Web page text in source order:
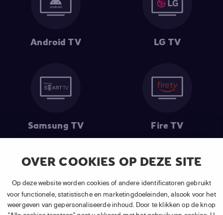
OVER COOKIES OP DEZE SITE
Op deze website worden cookies of andere identificatoren gebruikt
voor functionele, statistische en marketingdoeleinden, alsook voor het
weergeven van gepersonaliseerde inhoud. Door te klikken op de knop
Android TV LG TV
Samsung TV Fire TV
(1) De eerste 30 dagen gratis: Geldig op alle nieuwe abonnementen
van APP TV Light, Basic of Plus.
(2) Prijs abonnement : Incl. BTW.
(3) Restart & Replayis beschikbaar voorvolgende zendersafhankelijk